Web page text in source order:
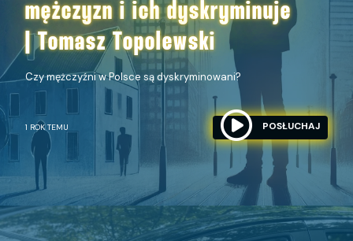
mężczyzn i ich dyskryminuje
| Tomasz Topolewski
Czy mężczyźni w Polsce są dyskryminowani?
1 ROK TEMU POSŁUCHAJ